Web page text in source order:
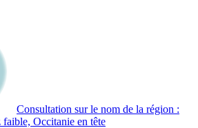
Consultation sur le nom de la région :
faible, Occitanie en tête